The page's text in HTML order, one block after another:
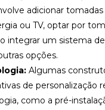
adicionar
ou TV, optar por
integrar um sistema
opções.
Algumas
de personalização
como a pré-